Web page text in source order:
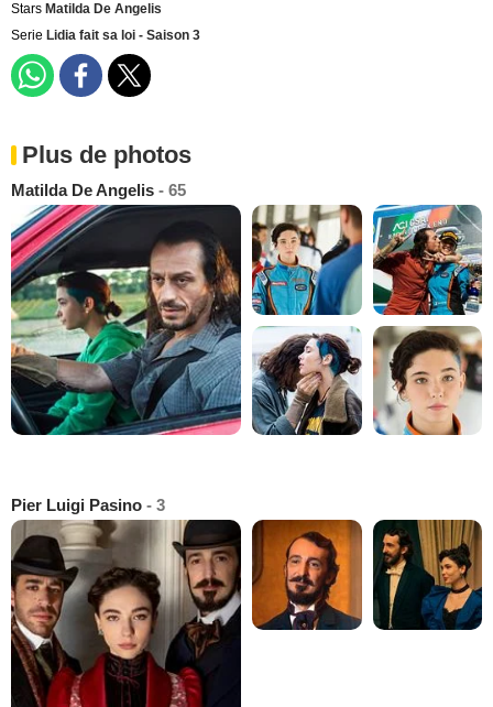
Stars Matilda De Angelis
Serie Lidia fait sa loi - Saison 3
Plus de photos
Matilda De Angelis - 65
Pier Luigi Pasino - 3